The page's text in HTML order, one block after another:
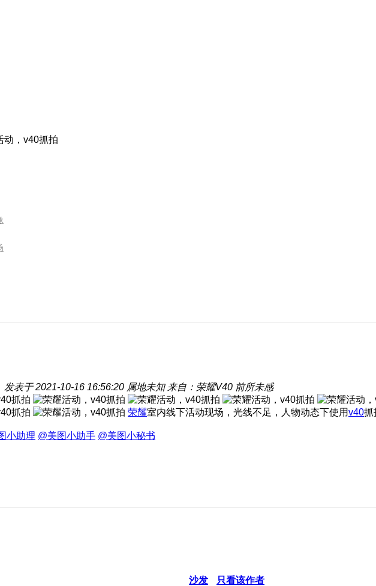
动，v40抓拍
发表于 2021-10-16 16:56:20 属地未知 来自：荣耀V40 前所未感
荣耀室内线下活动现场，光线不足，人物动态下使用v40抓
小助理 @美图小助手 @美图小秘书
沙发 只看该作者